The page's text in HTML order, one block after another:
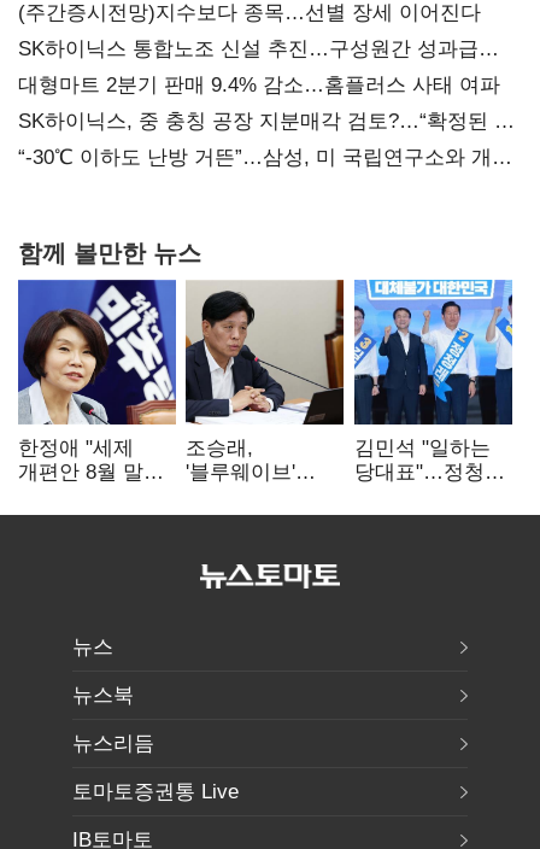
(주간증시전망)지수보다 종목…선별 장세 이어진다
SK하이닉스 통합노조 신설 추진…구성원간 성과급
불만 확산
대형마트 2분기 판매 9.4% 감소…홈플러스 사태 여파
SK하이닉스, 중 충칭 공장 지분매각 검토?…“확정된 바
없어”
“-30℃ 이하도 난방 거뜬”…삼성, 미 국립연구소와 개발
함께 볼만한 뉴스
한정애 "세제
개편안 8월 말
공급도 논의"
조승래,
'블루웨이브'
사과 "무거운
김민석 "일하는
당대표"…정청래
중요"
뉴스
뉴스북
뉴스리듬
토마토증권통 Live
IB토마토